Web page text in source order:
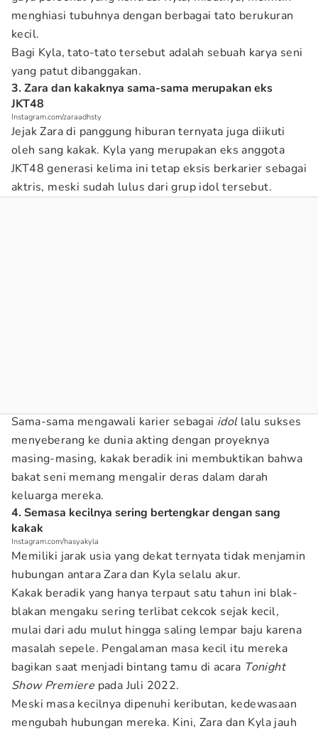
menghiasi tubuhnya dengan berbagai tato berukuran
kecil.
Bagi Kyla, tato-tato tersebut adalah sebuah karya seni
yang patut dibanggakan.
3. Zara dan kakaknya sama-sama merupakan eks
JKT48
Instagram.com/zaraadhsty
Jejak Zara di panggung hiburan ternyata juga diikuti
oleh sang kakak. Kyla yang merupakan eks anggota
JKT48 generasi kelima ini tetap eksis berkarier sebagai
aktris, meski sudah lulus dari grup idol tersebut.
Sama-sama mengawali karier sebagai idollalu sukses
menyeberang ke dunia akting dengan proyeknya
masing-masing, kakak beradik ini membuktikan bahwa
bakat seni memang mengalir deras dalam darah
keluarga mereka.
4. Semasa kecilnya sering bertengkar dengan sang
kakak
Instagram.com/hasyakyla
Memiliki jarak usia yang dekat ternyata tidak menjamin
hubungan antara Zara dan Kyla selalu akur.
Kakak beradik yang hanya terpaut satu tahun ini blak-
blakan mengaku sering terlibat cekcok sejak kecil,
mulai dari adu mulut hingga saling lempar baju karena
masalah sepele. Pengalaman masa kecil itu mereka
bagikan saat menjadi bintang tamu di acara Tonight
Show Premiere pada Juli 2022.
Meski masa kecilnya dipenuhi keributan, kedewasaan
mengubah hubungan mereka. Kini, Zara dan Kyla jauh